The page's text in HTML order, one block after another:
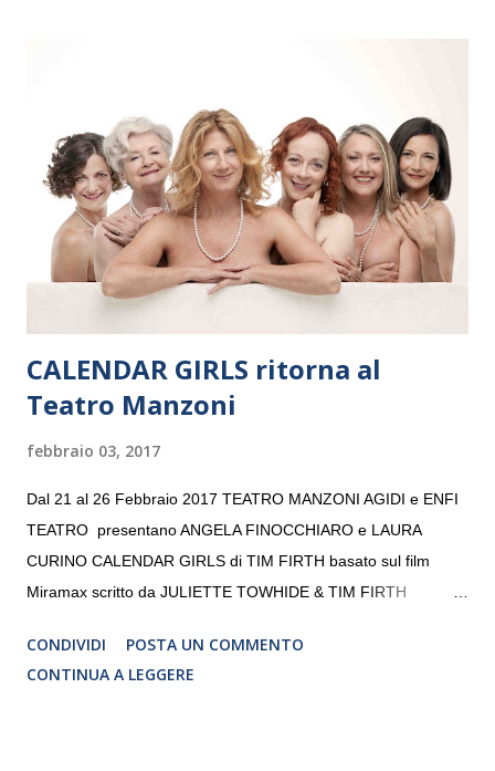
“Settembre dell’Accademia” dove si esibirà per il secondo anno
consecutivo. Il pubblico milanese avrà il piacere di applaudire i
giovani artisti della Baltic Sea Youth Philharmonic per la quarta
volta. L’orchestra, fondata nel 2008 da Kristjan Järvi (affiancato
da un prestigioso consiglio di consulent...
CALENDAR GIRLS ritorna al
Teatro Manzoni
febbraio 03, 2017
Dal 21 al 26 Febbraio 2017 TEATRO MANZONI AGIDI e ENFI
TEATRO presentano ANGELA FINOCCHIARO e LAURA
CURINO CALENDAR GIRLS di TIM FIRTH basato sul film
Miramax scritto da JULIETTE TOWHIDE & TIM FIRTH
CRISTINA PEZZOLI
CONDIVIDI
POSTA UN COMMENTO
CONTINUA A LEGGERE